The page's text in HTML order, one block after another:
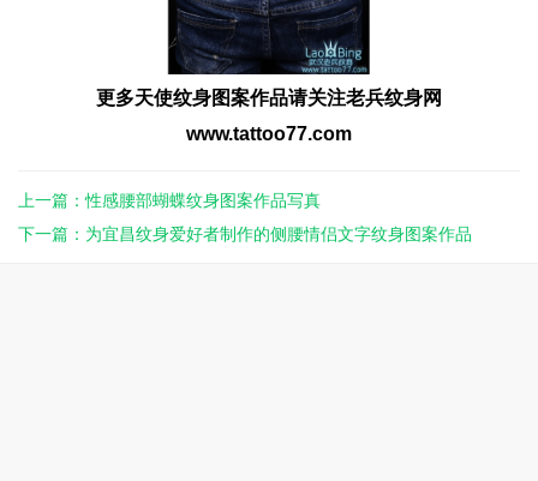
更多天使纹身图案作品请关注老兵纹身网
www.tattoo77.com
上一篇：性感腰部蝴蝶纹身图案作品写真
下一篇：为宜昌纹身爱好者制作的侧腰情侣文字纹身图案作品